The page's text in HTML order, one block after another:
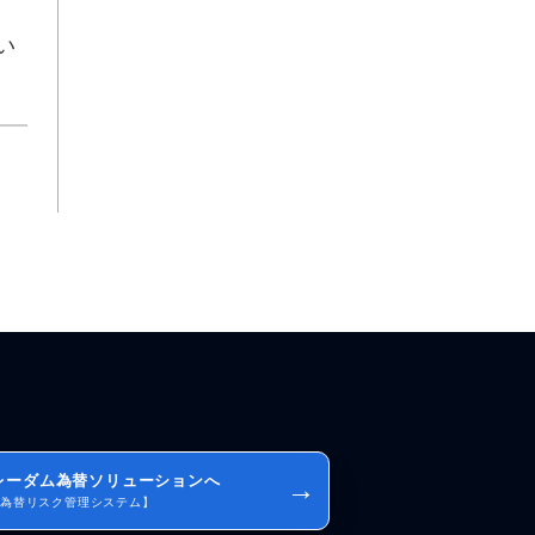
ーダム為替ソリューションへ
為替リスク管理システム】 →